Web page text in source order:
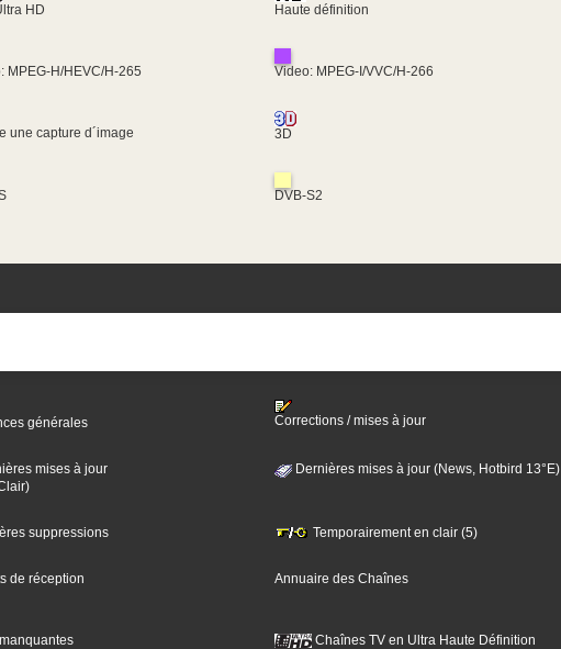
HD Haute définition
MPEG-H/HEVC/H-265 Video: MPEG-I/VVC/H-266
une capture d´image 3D
DVB-S2
générales
Corrections / mises à jour
mises à jour
Dernières mises à jour (News, Hotbird 13°E)
suppressions Temporairement en clair (5)
de réception Annuaire des Chaînes
Chaînes TV en Ultra Haute Définition